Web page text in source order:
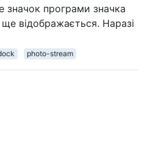
значок програми значка
відображається. Наразі
photo-stream